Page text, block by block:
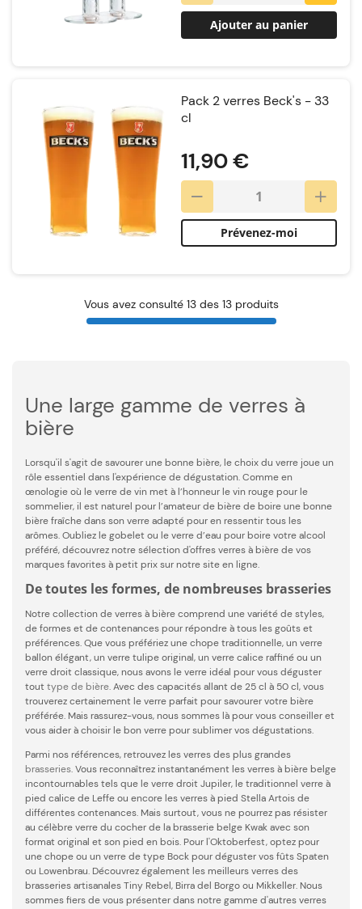
Ajouter au panier
Pack 2 verres Beck's - 33
cl
11,90 €
Prévenez-moi
Vous avez consulté 13 des 13 produits
Une large gamme de verres à
bière
Lorsqu'il s'agit de savourer une bonne bière, le choix du verre joue un
rôle essentiel dans l'expérience de dégustation. Comme en
œnologie où le verre de vin met à l’honneur le vin rouge pour le
sommelier, il est naturel pour l’amateur de bière de boire une bonne
bière fraîche dans son verre adapté pour en ressentir tous les
arômes. Oubliez le gobelet ou le verre d’eau pour boire votre alcool
préféré, découvrez notre sélection d'offres verres à bière de vos
marques favorites à petit prix sur notre site en ligne.
De toutes les formes, de nombreuses brasseries
Notre collection de verres à bière comprend une variété de styles,
de formes et de contenances pour répondre à tous les goûts et
préférences. Que vous préfériez une chope traditionnelle, un verre
ballon élégant, un verre tulipe original, un verre calice raffiné ou un
verre droit classique, nous avons le verre idéal pour vous déguster
touttype de bière. Avec des capacités allant de 25 cl à 50 cl, vous
trouverez certainement le verre parfait pour savourer votre bière
préférée. Mais rassurez-vous, nous sommes là pour vous conseiller et
vous aider à choisir le bon verre pour sublimer vos dégustations.
Parmi nos références, retrouvez les verres des plus grandes
brasseries. Vous reconnaîtrez instantanément les verres à bière belge
incontournables tels que le verre droit Jupiler, le traditionnel verre à
pied calice de Leffe ou encore les verres à pied Stella Artois de
différentes contenances. Mais surtout, vous ne pourrez pas résister
au célèbre verre du cocher de la brasserie belge Kwak avec son
format original et son pied en bois. Pour l'Oktoberfest, optez pour
une chope ou un verre de type Bock pour déguster vos fûts Spaten
ou Lowenbrau. Découvrez également les meilleurs verres des
brasseries artisanales Tiny Rebel, Birra del Borgo ou Mikkeller. Nous
sommes fiers de vous présenter dans notre gamme d'autres verres